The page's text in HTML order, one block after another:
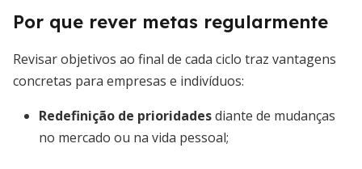
Por que rever metas regularmente
Revisar objetivos ao final de cada ciclo traz vantagens
concretas para empresas e indivíduos:
Redefinição de prioridadesdiante de mudanças
no mercado ou na vida pessoal;